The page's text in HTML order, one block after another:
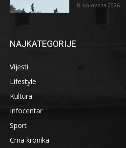
8. kolovoza 2026.
NAJKATEGORIJE
Vijesti
Lifestyle
Kultura
Infocentar
Sport
Crna kronika